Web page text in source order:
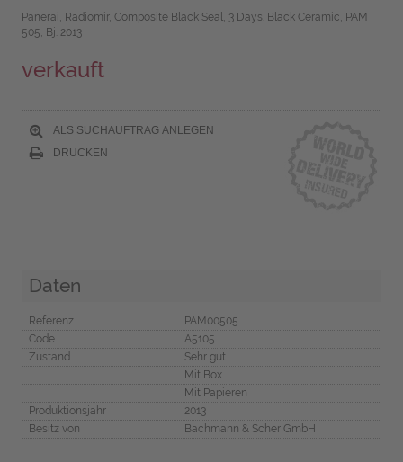
Panerai, Radiomir, Composite Black Seal, 3 Days. Black Ceramic, PAM
505, Bj. 2013
verkauft
ALS SUCHAUFTRAG ANLEGEN
DRUCKEN
Daten
Referenz
PAM00505
Code
A5105
Zustand
Sehr gut
Mit Box
Mit Papieren
Produktionsjahr
2013
Besitz von
Bachmann & Scher GmbH